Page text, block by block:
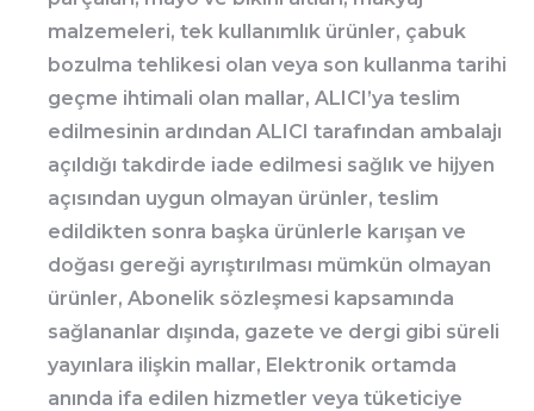
malzemeleri, tek kullanımlık ürünler, çabuk
bozulma tehlikesi olan veya son kullanma tarihi
geçme ihtimali olan mallar, ALICI’ya teslim
edilmesinin ardından ALICI tarafından ambalajı
açıldığı takdirde iade edilmesi sağlık ve hijyen
açısından uygun olmayan ürünler, teslim
edildikten sonra başka ürünlerle karışan ve
doğası gereği ayrıştırılması mümkün olmayan
ürünler, Abonelik sözleşmesi kapsamında
sağlananlar dışında, gazete ve dergi gibi süreli
yayınlara ilişkin mallar, Elektronik ortamda
anında ifa edilen hizmetler veya tüketiciye